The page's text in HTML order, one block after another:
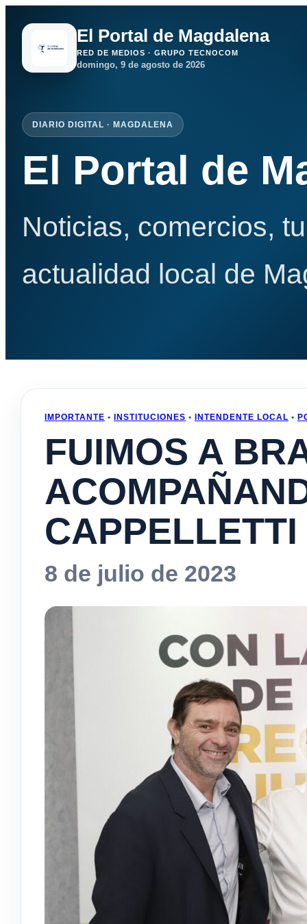
El Portal de Magdalena
RED DE MEDIOS · GRUPO TECNOCOM
domingo, 9 de agosto de 2026
DIARIO DIGITAL · MAGDALENA
El Portal de
Noticias, comercios,
actualidad local de
IMPORTANTE • INSTITUCIONES • INTENDENTE LOCAL •
FUIMOS A
CAPPELLETTI
8 de julio de 2023